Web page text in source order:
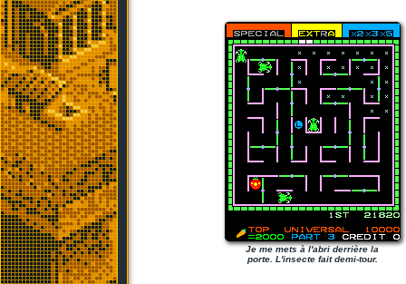
Je me mets à l'abri derrière la
porte. L'insecte fait demi-tour.